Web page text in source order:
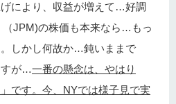
により、収益が増えて…好調
（JPM)の株価も本来なら…もっ
しかし何故か…鈍いままで
すが…一番の懸念は、やはり
です。今、NYでは様子見で実